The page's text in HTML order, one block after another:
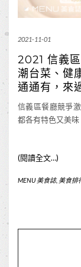
2021-11-01
2021 信義
潮台菜、健
通通有，來
信義區餐廳競爭
都各有特色又美味
(閱讀全文…)
MENU 美食誌, 美食排